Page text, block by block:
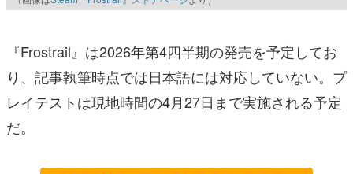
『Frostrail』は2026年第4四半期の発売を予定してお
り、記事執筆時点では日本語には対応していない。プ
レイテストは現地時間の4月27日まで実施される予定
だ。